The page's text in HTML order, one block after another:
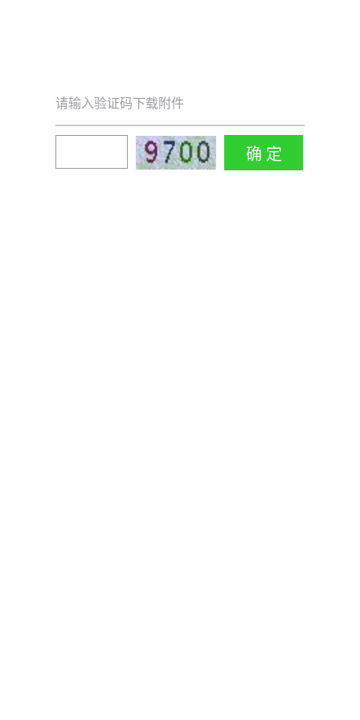
请输入验证码下载附件